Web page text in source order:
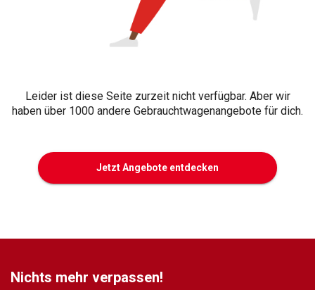
Leider ist diese Seite zurzeit nicht verfügbar. Aber wir
haben über 1000 andere Gebrauchtwagenangebote für dich.
Jetzt Angebote entdecken
Nichts mehr verpassen!